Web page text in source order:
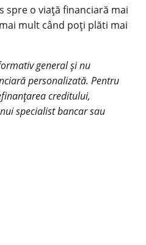
spre o viață financiară mai
mult când poți plăti mai
general și nu
personalizată. Pentru
creditului,
specialist bancar sau